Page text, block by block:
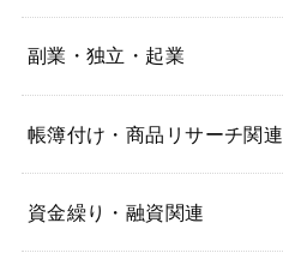
副業・独立・起業
帳簿付け・商品リサーチ関連
資金繰り・融資関連